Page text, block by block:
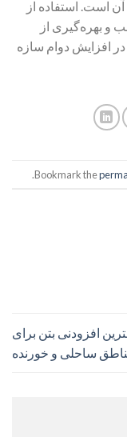
آن است. استفاده از
و بهره‌گیری از
افزایش دوام سازه
.
افزودنی بتن برای
ساحلی و خورنده